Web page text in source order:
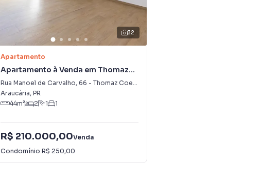
32
Apartamento
Apartamento à Venda em Thomaz
Coelho
Rua Manoel de Carvalho, 66 - Thomaz Coelho
Araucária, PR
44m² 2 1 1
R$ 210.000,00Venda
Condomínio R$ 250,00